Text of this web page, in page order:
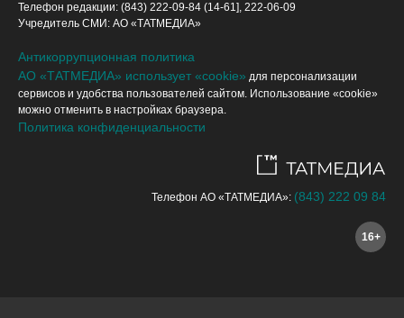
Телефон редакции: (843) 222-09-84 (14-61], 222-06-09
Учредитель СМИ: АО «ТАТМЕДИА»
Антикоррупционная политика
АО «ТАТМЕДИА» использует «cookie» для персонализации
сервисов и удобства пользователей сайтом. Использование «cookie»
можно отменить в настройках браузера.
Политика конфиденциальности
Телефон АО «ТАТМЕДИА»: (843) 222 09 84
16+